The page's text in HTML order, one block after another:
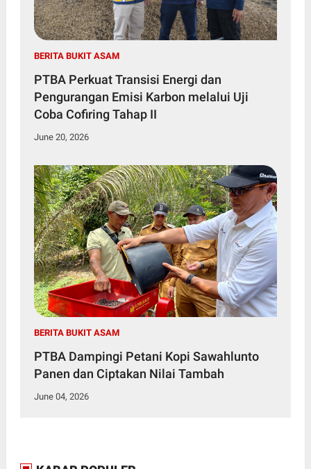
BERITA BUKIT ASAM
PTBA Perkuat Transisi Energi dan
Pengurangan Emisi Karbon melalui Uji
Coba Cofiring Tahap II
June 20, 2026
BERITA BUKIT ASAM
PTBA Dampingi Petani Kopi Sawahlunto
Panen dan Ciptakan Nilai Tambah
June 04, 2026